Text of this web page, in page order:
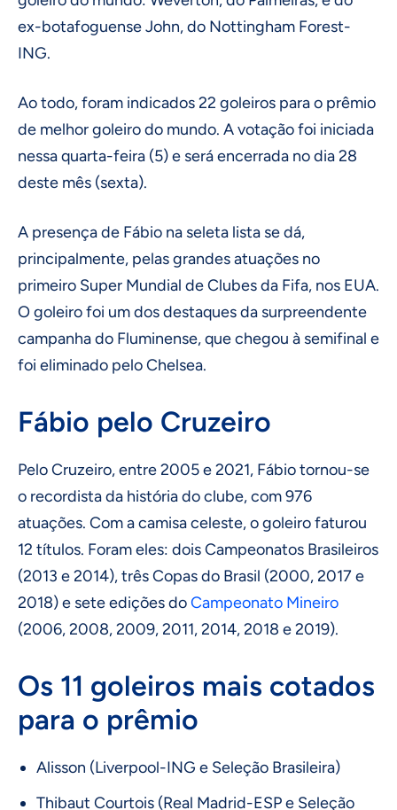
ex-botafoguense John, do Nottingham Forest-
ING.
Ao todo, foram indicados 22 goleiros para o prêmio
de melhor goleiro do mundo. A votação foi iniciada
nessa quarta-feira (5) e será encerrada no dia 28
deste mês (sexta).
A presença de Fábio na seleta lista se dá,
principalmente, pelas grandes atuações no
primeiro Super Mundial de Clubes da Fifa, nos EUA.
O goleiro foi um dos destaques da surpreendente
campanha do Fluminense, que chegou à semifinal e
foi eliminado pelo Chelsea.
Fábio pelo Cruzeiro
Pelo Cruzeiro, entre 2005 e 2021, Fábio tornou-se
o recordista da história do clube, com 976
atuações. Com a camisa celeste, o goleiro faturou
12 títulos. Foram eles: dois Campeonatos Brasileiros
(2013 e 2014), três Copas do Brasil (2000, 2017 e
2018) e sete edições doCampeonato Mineiro
(2006, 2008, 2009, 2011, 2014, 2018 e 2019).
Os 11 goleiros mais cotados
para o prêmio
Alisson (Liverpool-ING e Seleção Brasileira)
Thibaut Courtois (Real Madrid-ESP e Seleção